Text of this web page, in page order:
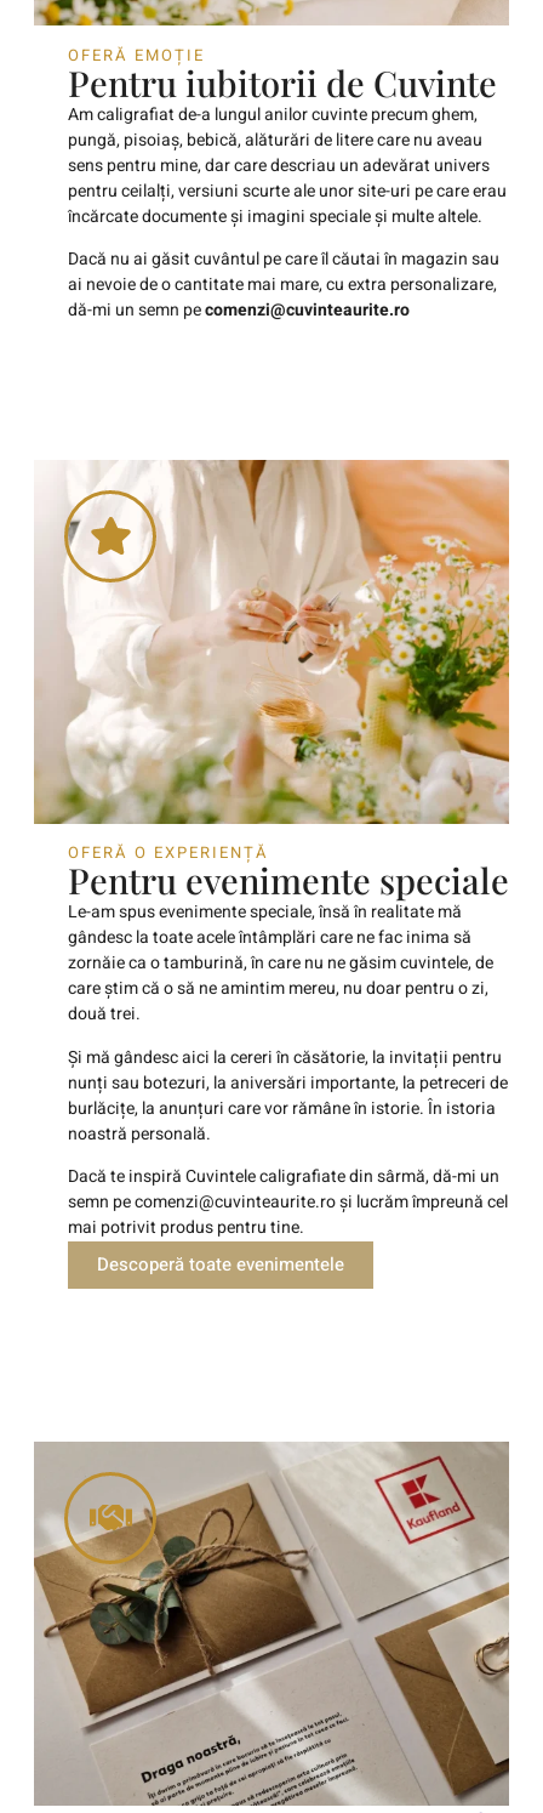
OFERĂ EMOȚIE
Pentru iubitorii de Cuvinte
Am caligrafiat de-a lungul anilor cuvinte precum ghem,
pungă, pisoiaș, bebică, alăturări de litere care nu aveau
sens pentru mine, dar care descriau un adevărat univers
pentru ceilalți, versiuni scurte ale unor site-uri pe care erau
încărcate documente și imagini speciale și multe altele.
Dacă nu ai găsit cuvântul pe care îl căutai în magazin sau
ai nevoie de o cantitate mai mare, cu extra personalizare,
dă-mi un semn pecomenzi@cuvinteaurite.ro
OFERĂ O EXPERIENȚĂ
Pentru evenimente speciale
Le-am spus evenimente speciale, însă în realitate mă
gândesc la toate acele întâmplări care ne fac inima să
zornăie ca o tamburină, în care nu ne găsim cuvintele, de
care știm că o să ne amintim mereu, nu doar pentru o zi,
două trei.
Și mă gândesc aici la cereri în căsătorie, la invitații pentru
nunți sau botezuri, la aniversări importante, la petreceri de
burlăcițe, la anunțuri care vor rămâne în istorie. În istoria
noastră personală.
Dacă te inspiră Cuvintele caligrafiate din sârmă, dă-mi un
semn pecomenzi@cuvinteaurite.roși lucrăm împreună cel
mai potrivit produs pentru tine.
Descoperă toate evenimentele